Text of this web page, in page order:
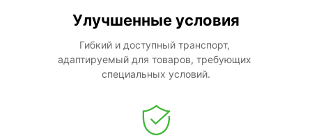
Улучшенные условия
Гибкий и доступный транспорт,
адаптируемый для товаров, требующих
специальных условий.